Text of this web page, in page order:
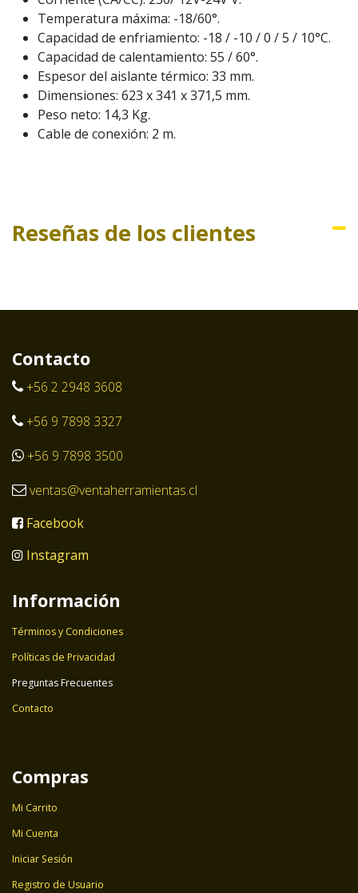
Temperatura máxima: -18/60°.
Capacidad de enfriamiento: -18 / -10 / 0 / 5 / 10°C.
Capacidad de calentamiento: 55 / 60°.
Espesor del aislante térmico: 33 mm.
Dimensiones: 623 x 341 x 371,5 mm.
Peso neto: 14,3 Kg.
Cable de conexión: 2 m.
Reseñas de los clientes
Contacto
+56 2 2948 3608
+56 9 7898 3327
+56 9 7898 3500
ventas@ventaherramientas.cl
Facebook
Instagram
Información
Términos y Condiciones
Políticas de Privacidad
Preguntas Frecuentes
Contacto
Compras
Mi Carrito
Mi Cuenta
Iniciar Sesión
Registro de Usuario